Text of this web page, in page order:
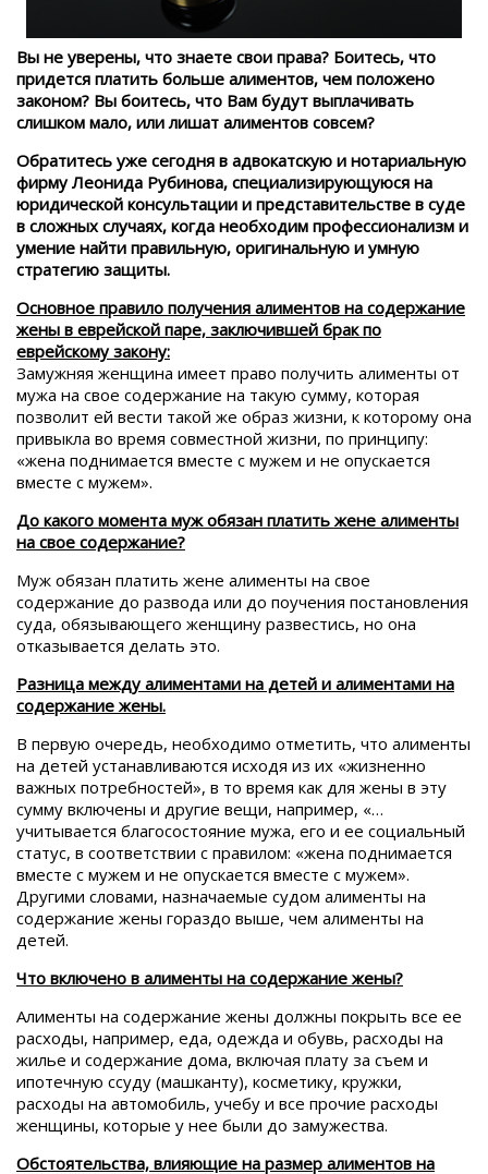
Вы не уверены, что знаете свои права? Боитесь, что
придется платить больше алиментов, чем положено
законом? Вы боитесь, что Вам будут выплачивать
слишком мало, или лишат алиментов совсем?
Обратитесь уже сегодня в адвокатскую и нотариальную
фирму Леонида Рубинова, специализирующуюся на
юридической консультации и представительстве в суде
в сложных случаях, когда необходим профессионализм и
умение найти правильную, оригинальную и умную
стратегию защиты.
Основное правило получения алиментов на содержание
жены в еврейской паре, заключившей брак по
еврейскому закону:
Замужняя женщина имеет право получить алименты от
мужа на свое содержание на такую сумму, которая
позволит ей вести такой же образ жизни, к которому она
привыкла во время совместной жизни, по принципу:
«жена поднимается вместе с мужем и не опускается
вместе с мужем».
До какого момента муж обязан платить жене алименты
на свое содержание?
Муж обязан платить жене алименты на свое
содержание до развода или до поучения постановления
суда, обязывающего женщину развестись, но она
отказывается делать это.
Разница между алиментами на детей и алиментами на
содержание жены.
В первую очередь, необходимо отметить, что алименты
на детей устанавливаются исходя из их «жизненно
важных потребностей», в то время как для жены в эту
сумму включены и другие вещи, например, «…
учитывается благосостояние мужа, его и ее социальный
статус, в соответствии с правилом: «жена поднимается
вместе с мужем и не опускается вместе с мужем».
Другими словами, назначаемые судом алименты на
содержание жены гораздо выше, чем алименты на
детей.
Что включено в алименты на содержание жены?
Алименты на содержание жены должны покрыть все ее
расходы, например, еда, одежда и обувь, расходы на
жилье и содержание дома, включая плату за съем и
ипотечную ссуду (машканту), косметику, кружки,
расходы на автомобиль, учебу и все прочие расходы
женщины, которые у нее были до замужества.
Обстоятельства, влияющие на размер алиментов на